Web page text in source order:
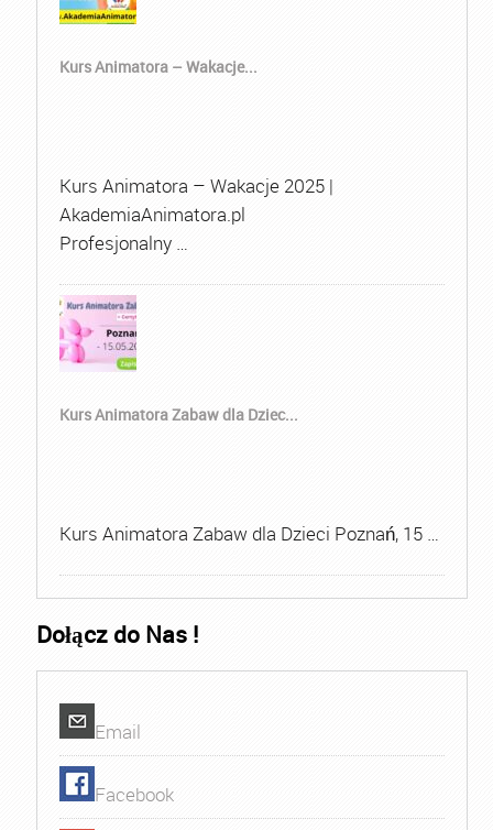
Kurs Animatora – Wakacje...
Kurs Animatora – Wakacje 2025 |
AkademiaAnimatora.pl
Profesjonalny …
Kurs Animatora Zabaw dla Dziec...
Kurs Animatora Zabaw dla Dzieci Poznań, 15 …
Dołącz do Nas !
Email
Facebook